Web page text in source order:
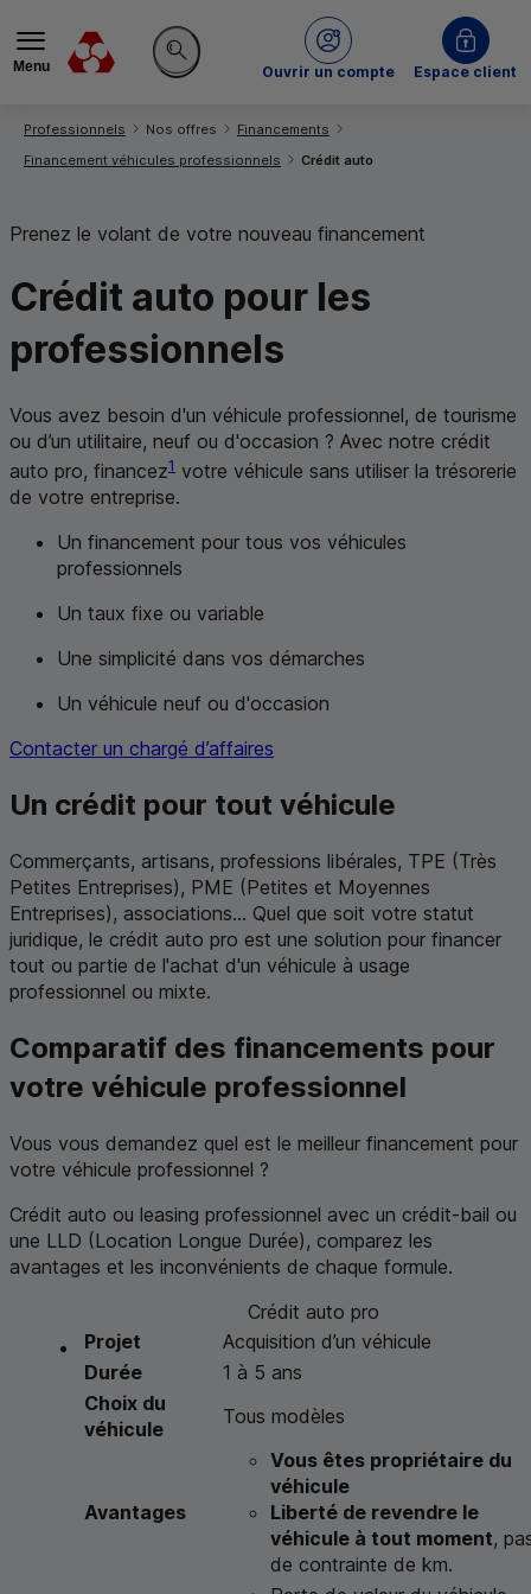
Menu
Rechercher sur le site
Ouvrir un compte
du Crédit MutuelEspace client
Vous êtes ici:
Professionnels Nos offres
Financements
Financement véhicules professionnels
Crédit auto
Prenez le volant de votre nouveau financement
Crédit auto pour les
professionnels
Vous avez besoin d'un véhicule professionnel, de tourisme
ou d’un utilitaire, neuf ou d'occasion ? Avec notre crédit
auto pro, financez1 votre véhicule sans utiliser la trésorerie
de votre entreprise.
Un financement pour tous vos véhicules
professionnels
Un taux fixe ou variable
Une simplicité dans vos démarches
Un véhicule neuf ou d'occasion
Contacter un chargé d’affaires
Un crédit pour tout véhicule
Commerçants, artisans, professions libérales, TPE (Très
Petites Entreprises), PME (Petites et Moyennes
Entreprises), associations... Quel que soit votre statut
juridique, le crédit auto pro est une solution pour financer
tout ou partie de l'achat d'un véhicule à usage
professionnel ou mixte.
Comparatif des financements pour
votre véhicule professionnel
Vous vous demandez quel est le meilleur financement pour
votre véhicule professionnel ?
Crédit auto ou leasing professionnel avec un crédit-bail ou
une LLD (Location Longue Durée), comparez les
avantages et les inconvénients de chaque formule.
Crédit auto pro
Projet
Acquisition d’un véhicule
Durée
1 à 5 ans
Choix du
véhicule
Tous modèles
Avantages
Vous êtes propriétaire du
véhicule
Liberté de revendre le
véhicule à tout moment,
de contrainte de km.